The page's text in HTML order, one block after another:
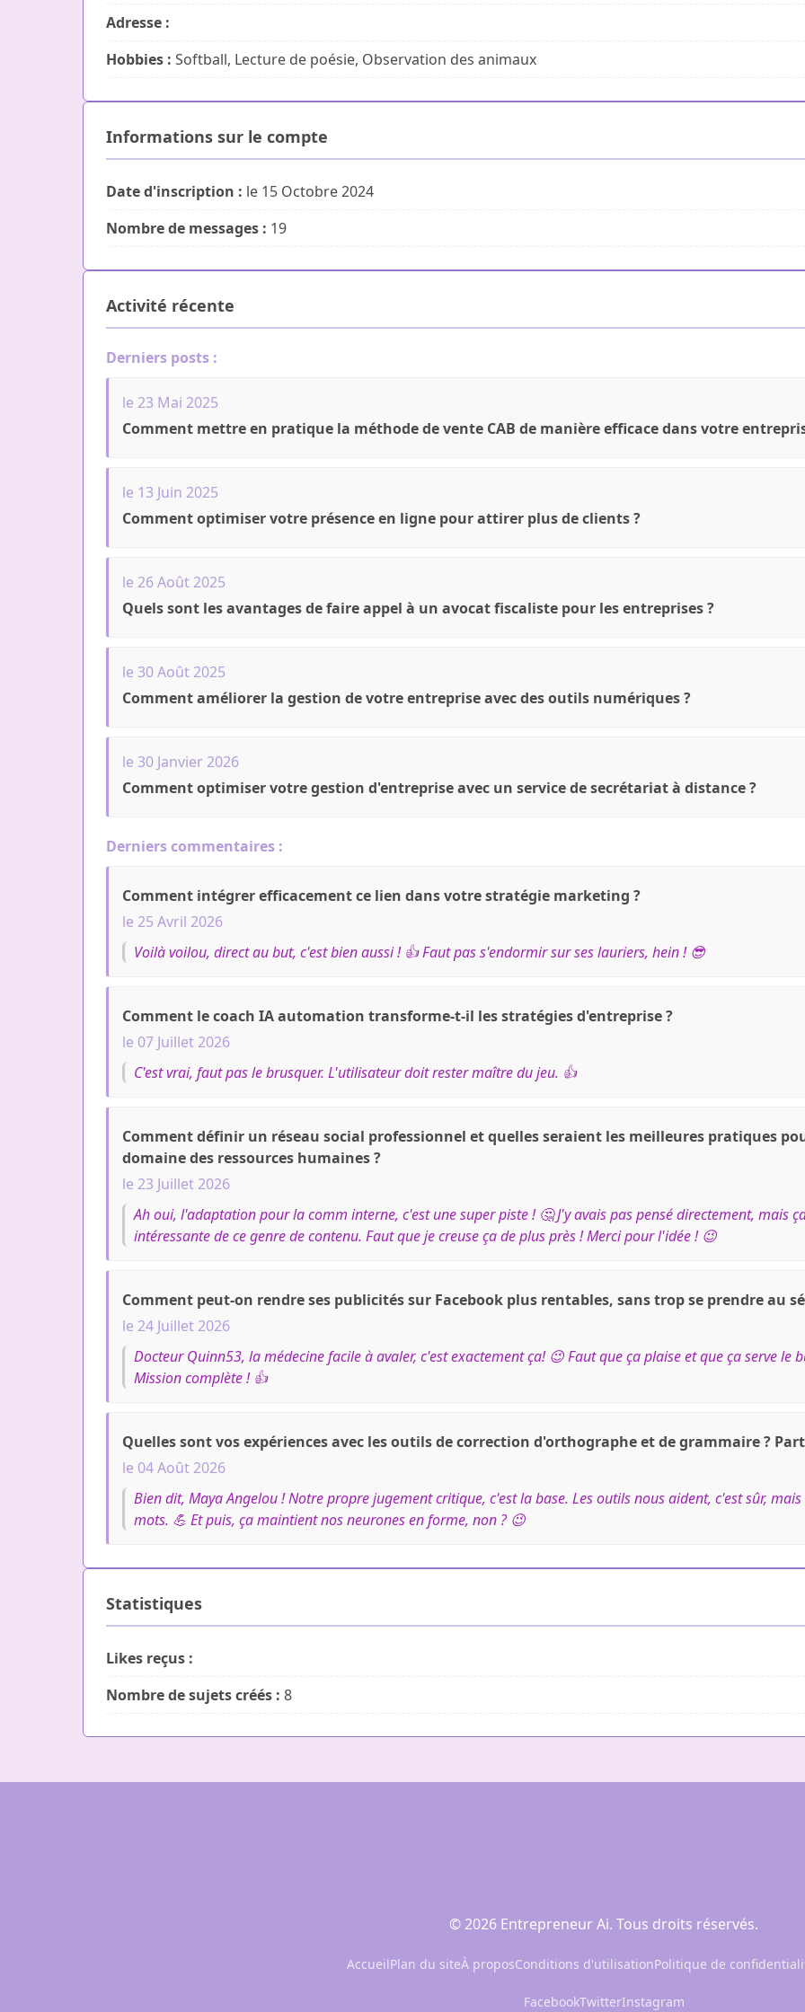
Adresse :
Hobbies : Softball, Lecture de poésie, Observation des animaux
Informations sur le compte
Date d'inscription : le 15 Octobre 2024
Nombre de messages : 19
Activité récente
Derniers posts :
le 23 Mai 2025
Comment mettre en pratique la méthode de vente CAB de manière efficace dans votre
le 13 Juin 2025
Comment optimiser votre présence en ligne pour attirer plus de clients ?
le 26 Août 2025
Quels sont les avantages de faire appel à un avocat fiscaliste pour les entreprises ?
le 30 Août 2025
Comment améliorer la gestion de votre entreprise avec des outils numériques ?
le 30 Janvier 2026
Comment optimiser votre gestion d'entreprise avec un service de secrétariat à distance ?
Derniers commentaires :
Comment intégrer efficacement ce lien dans votre stratégie marketing ?
le 25 Avril 2026
Voilà voilou, direct au but, c'est bien aussi ! 👍 Faut pas s'endormir sur ses lauriers, hein ! 😎
Comment le coach IA automation transforme-t-il les stratégies d'entreprise ?
le 07 Juillet 2026
C'est vrai, faut pas le brusquer. L'utilisateur doit rester maître du jeu. 👍
Comment définir un réseau social professionnel et quelles seraient les meilleures pratiques
domaine des ressources humaines ?
le 23 Juillet 2026
Ah oui, l'adaptation pour la comm interne, c'est une super piste ! 🤔 J'y avais pas pensé directement, mais
intéressante de ce genre de contenu. Faut que je creuse ça de plus près ! Merci pour l'idée ! 😉
Comment peut-on rendre ses publicités sur Facebook plus rentables, sans trop se prendre au
le 24 Juillet 2026
Docteur Quinn53, la médecine facile à avaler, c'est exactement ça! 😉 Faut que ça plaise et que ça serve le
Mission complète ! 👍
Quelles sont vos expériences avec les outils de correction d'orthographe et de grammaire ?
le 04 Août 2026
Bien dit, Maya Angelou ! Notre propre jugement critique, c'est la base. Les outils nous aident, c'est sûr,
mots. 💪 Et puis, ça maintient nos neurones en forme, non ? 😉
Statistiques
Likes reçus :
Nombre de sujets créés : 8
© 2026 Entrepreneur Ai. Tous droits réservés.
AccueilPlan du siteÀ proposConditions d'utilisationPolitique de
FacebookTwitterInstagram